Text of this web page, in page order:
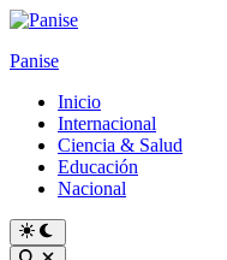
Skip
content
Panise
Inicio
Internacional
Ciencia & Salud
Educación
Nacional
Switch
to